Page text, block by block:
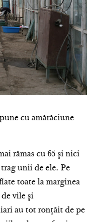
cu amărăciune
rămas cu 65 şi nici
unii de ele. Pe
toate la marginea
vile şi
au tot ronţăit de pe